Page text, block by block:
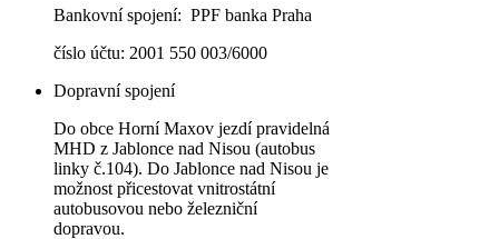
Bankovní spojení: PPF banka Praha
číslo účtu: 2001 550 003/6000
Dopravní spojení
Do obce Horní Maxov jezdí pravidelná
MHD z Jablonce nad Nisou (autobus
linky č.104). Do Jablonce nad Nisou je
možnost přicestovat vnitrostátní
autobusovou nebo železniční
dopravou.